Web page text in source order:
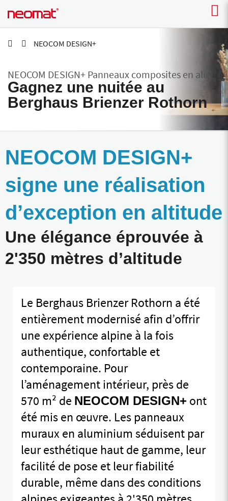
NEOCOM DESIGN+
NEOCOM DESIGN+ Panneaux composites en alu
Gagnez une nuitée au
Berghaus Brienzer Rothorn
NEOCOM DESIGN+
signe une réalisation
d’exception en altitude
Une élégance éprouvée à
2'350 mètres d’altitude
Le Berghaus Brienzer Rothorn a été
entièrement modernisé afin d’offrir
une expérience alpine à la fois
authentique, confortable et
contemporaine. Pour
l’aménagement intérieur, près de
570 m² de NEOCOM DESIGN+ ont
été mis en œuvre. Les panneaux
muraux en aluminium séduisent par
leur esthétique haut de gamme, leur
facilité de pose et leur fiabilité
durable, même dans des conditions